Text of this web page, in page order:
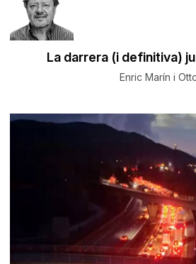
La darrera (i definitiva)
Enric Marín i